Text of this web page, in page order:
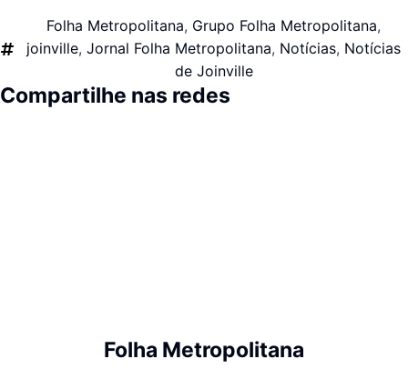
Folha Metropolitana, Grupo Folha Metropolitana,
joinville, Jornal Folha Metropolitana, Notícias, Notícias
de Joinville
Compartilhe nas redes
Folha Metropolitana